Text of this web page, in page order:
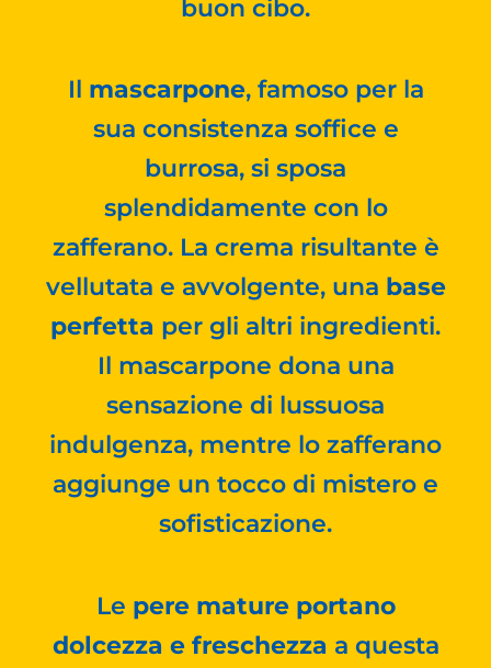
buon cibo.
Il mascarpone, famoso per la
sua consistenza soffice e
burrosa, si sposa
splendidamente con lo
zafferano. La crema risultante è
vellutata e avvolgente, una base
perfetta per gli altri ingredienti.
Il mascarpone dona una
sensazione di lussuosa
indulgenza, mentre lo zafferano
aggiunge un tocco di mistero e
sofisticazione.
Le pere mature portano
dolcezza e freschezza a questa